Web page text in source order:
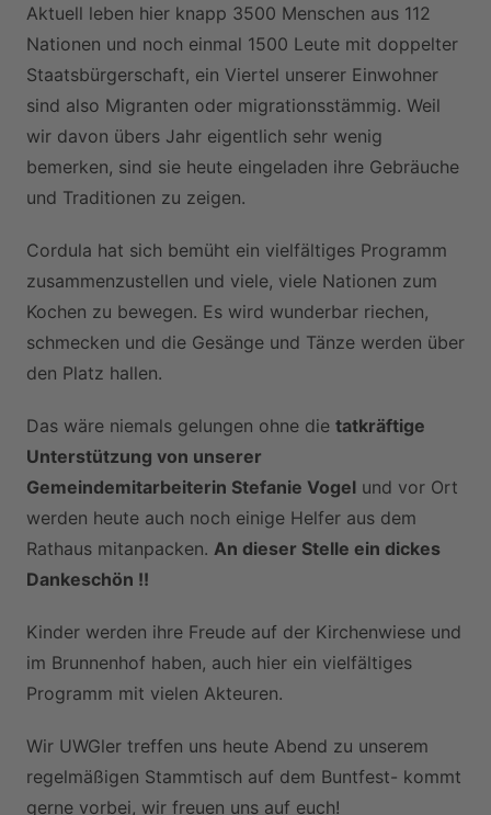
Aktuell leben hier knapp 3500 Menschen aus 112
Nationen und noch einmal 1500 Leute mit doppelter
Staatsbürgerschaft, ein Viertel unserer Einwohner
sind also Migranten oder migrationsstämmig. Weil
wir davon übers Jahr eigentlich sehr wenig
bemerken, sind sie heute eingeladen ihre Gebräuche
und Traditionen zu zeigen.
Cordula hat sich bemüht ein vielfältiges Programm
zusammenzustellen und viele, viele Nationen zum
Kochen zu bewegen. Es wird wunderbar riechen,
schmecken und die Gesänge und Tänze werden über
den Platz hallen.
Das wäre niemals gelungen ohne die tatkräftige
Unterstützung von unserer
Gemeindemitarbeiterin Stefanie Vogelund vor Ort
werden heute auch noch einige Helfer aus dem
Rathaus mitanpacken. An dieser Stelle ein dickes
Dankeschön !!
Kinder werden ihre Freude auf der Kirchenwiese und
im Brunnenhof haben, auch hier ein vielfältiges
Programm mit vielen Akteuren.
Wir UWGler treffen uns heute Abend zu unserem
regelmäßigen Stammtisch auf dem Buntfest- kommt
gerne vorbei, wir freuen uns auf euch!